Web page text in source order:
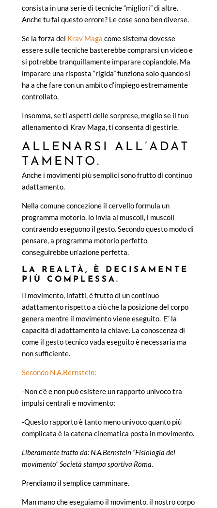
consista in una serie di tecniche “migliori” di altre.
Anche tu fai questo errore? Le cose sono ben diverse.
Se la forza del Krav Maga come sistema dovesse
essere sulle tecniche basterebbe comprarsi un video e
si potrebbe tranquillamente imparare copiandole. Ma
imparare una risposta “rigida” funziona solo quando si
ha a che fare con un ambito d’impiego estremamente
controllato.
Insomma, se ti aspetti delle sorprese, meglio se il tuo
allenamento di Krav Maga, ti consenta di gestirle.
ALLENARSI ALL’ADAT
TAMENTO.
Anche i movimenti più semplici sono frutto di continuo
adattamento.
Nella comune concezione il cervello formula un
programma motorio, lo invia ai muscoli, i muscoli
contraendo eseguono il gesto. Secondo questo modo di
pensare, a programma motorio perfetto
conseguirebbe un’azione perfetta.
LA REALTÀ, È DECISAMENTE
PIÙ COMPLESSA.
Il movimento, infatti, è frutto di un continuo
adattamento rispetto a ciò che la posizione del corpo
genera mentre il movimento viene eseguito. E’ la
capacità di adattamento la chiave. La conoscenza di
come il gesto tecnico vada eseguito è necessaria ma
non sufficiente.
Secondo N.A.Bernstein:
-Non c’è e non può esistere un rapporto univoco tra
impulsi centrali e movimento;
-Questo rapporto è tanto meno univoco quanto più
complicata è la catena cinematica posta in movimento.
Liberamente tratto da: N.A.Bernstein “Fisiologia del
movimento” Società stampa sportiva Roma.
Prendiamo il semplice camminare.
Man mano che eseguiamo il movimento, il nostro corpo